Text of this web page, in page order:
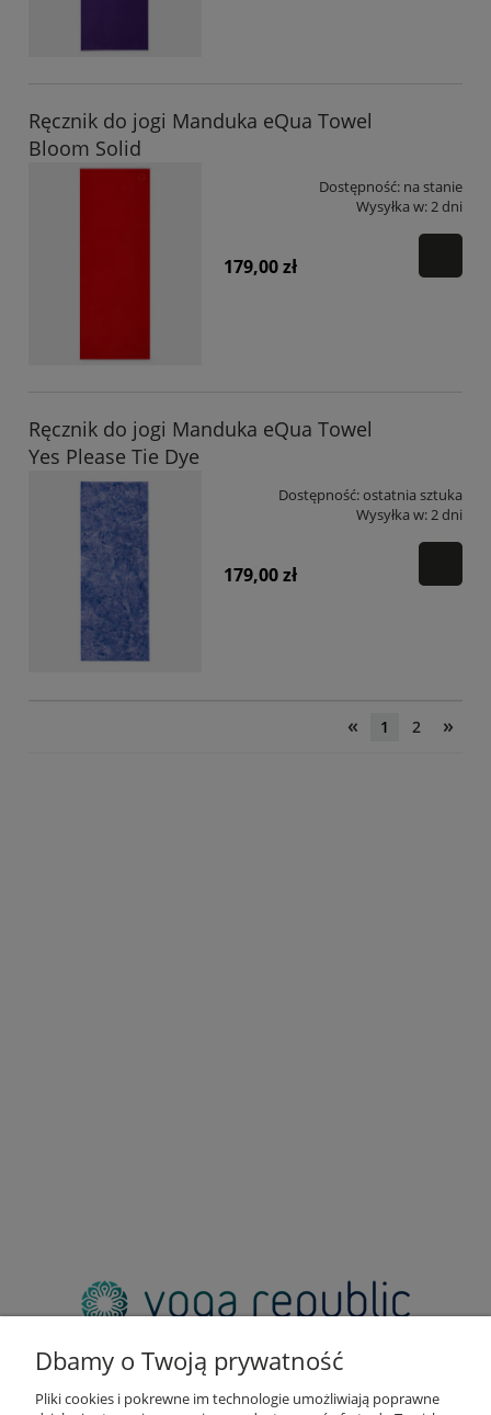
Ręcznik do jogi Manduka eQua Towel
Bloom Solid
Dostępność: na stanie
Wysyłka w:2 dni
179,00 zł
Ręcznik do jogi Manduka eQua Towel
Yes Please Tie Dye
Dostępność:ostatnia sztuka
Wysyłka w:2 dni
179,00 zł
« 1 2 »
email:
sklep@yogarepublic.pl
telefon:
Dbamy o Twoją prywatność
Pliki cookies i pokrewne im technologie umożliwiają poprawne